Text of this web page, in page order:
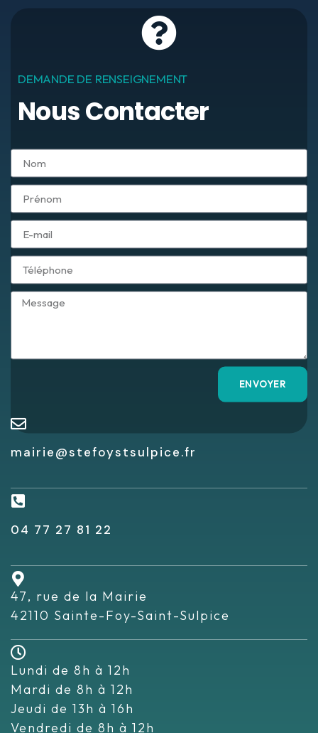
DEMANDE DE RENSEIGNEMENT
Nous Contacter
ENVOYER
mairie@stefoystsulpice.fr
04 77 27 81 22
47, rue de la Mairie
42110 Sainte-Foy-Saint-Sulpice
Lundi de 8h à 12h
Mardi de 8h à 12h
Jeudi de 13h à 16h
Vendredi de 8h à 12h